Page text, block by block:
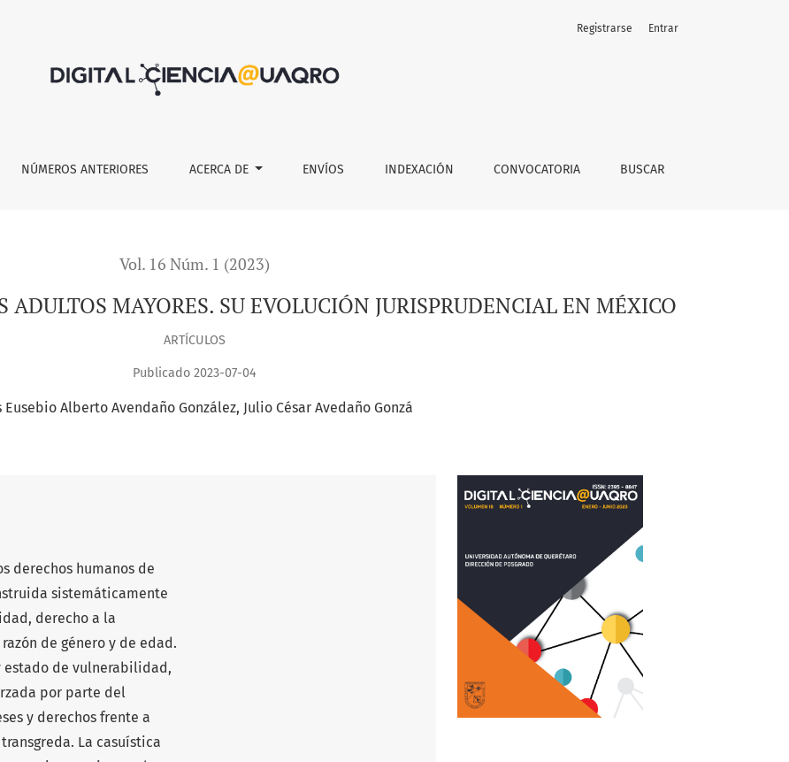
SU EVOLUCIÓN JURISPRUDENCIAL EN MÉXICO
NÚMEROS ANTERIORES ACERCA DE ENVÍOS INDEXACIÓN CONVOCATORIA BUSCAR
Registrarse Entrar
Vol. 16 Núm. 1 (2023)
ADULTOS MAYORES. SU EVOLUCIÓN JURISPRUDENCIAL EN MÉXICO
ARTÍCULOS
Publicado 2023-07-04
Eusebio Alberto Avendaño González Julio César Avedaño Gonzá
derechos humanos de
sistemáticamente
derecho a la
de género y de edad.
estado de vulnerabilidad,
por parte del
y derechos frente a
La casuística